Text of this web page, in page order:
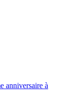
anniversaire à